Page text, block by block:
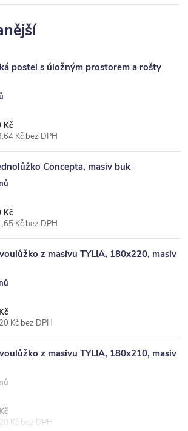
postel s úložným prostorem a rošty
Kč
Kč bez DPH
Concepta, masiv buk
Kč
Kč bez DPH
z masivu TYLIA, 180x220, masiv
Kč bez DPH
z masivu TYLIA, 180x210, masiv
Kč bez DPH